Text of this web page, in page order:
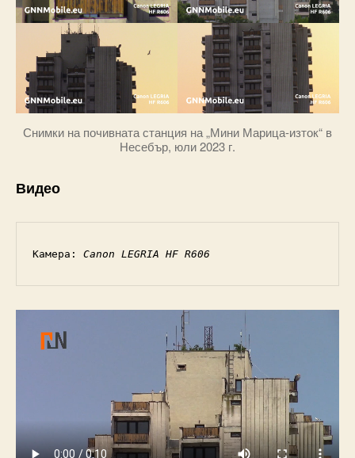
Снимки на почивната станция на „Мини Марица-изток“ в
Несебър, юли 2023 г.
Видео
Камера: Canon LEGRIA HF R606